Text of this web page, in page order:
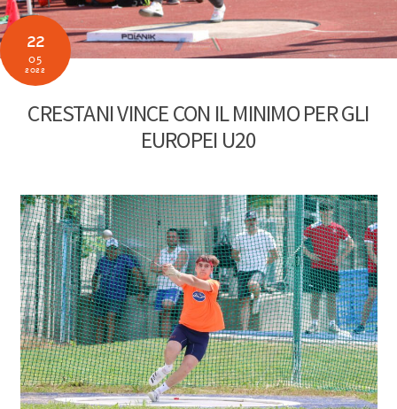
22
05
2022
CRESTANI VINCE CON IL MINIMO PER GLI
EUROPEI U20